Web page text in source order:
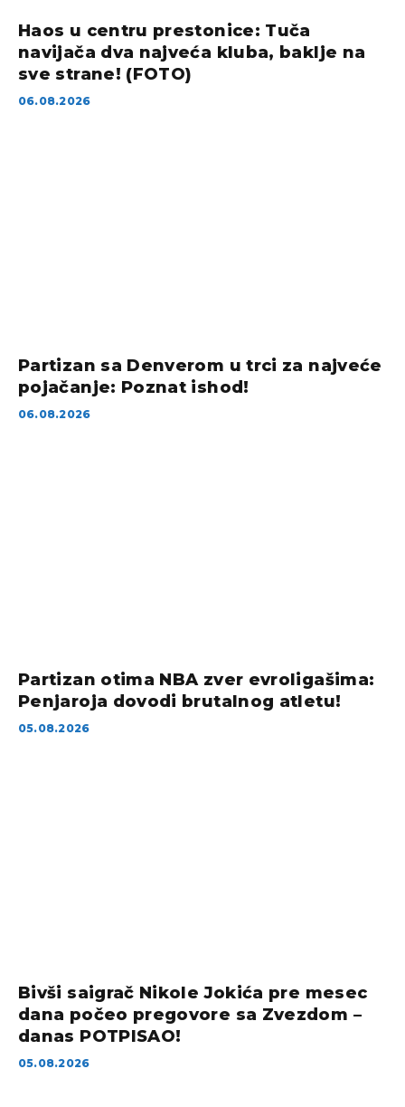
Haos u centru prestonice: Tuča
navijača dva najveća kluba, baklje na
sve strane! (FOTO)
06.08.2026
Partizan sa Denverom u trci za najveće
pojačanje: Poznat ishod!
06.08.2026
Partizan otima NBA zver evroligašima:
Penjaroja dovodi brutalnog atletu!
05.08.2026
Bivši saigrač Nikole Jokića pre mesec
dana počeo pregovore sa Zvezdom –
danas POTPISAO!
05.08.2026